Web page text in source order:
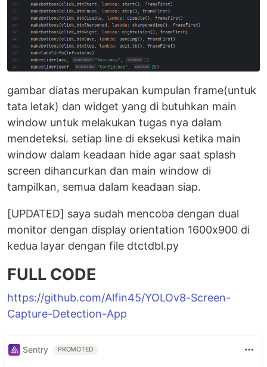
gambar diatas merupakan kumpulan frame(untuk
tata letak) dan widget yang di butuhkan main
window untuk melakukan tugas nya dalam
mendeteksi. setiap line di eksekusi ketika main
window dalam keadaan hide agar saat splash
screen dihancurkan dan main window di
tampilkan, semua dalam keadaan siap.
[UPDATED] saya sudah mencoba dengan dual
monitor dengan display orientation 1600x900 di
kedua layar dengan file dtctdbl.py
FULL CODE
https://github.com/Alfin45/YOLOv8-Screen-
Capture-Detection-App
Sentry PROMOTED